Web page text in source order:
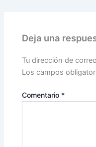
Deja una
Tu dirección de
Los campos
Comentario *